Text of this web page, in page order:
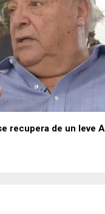
recupera de un leve